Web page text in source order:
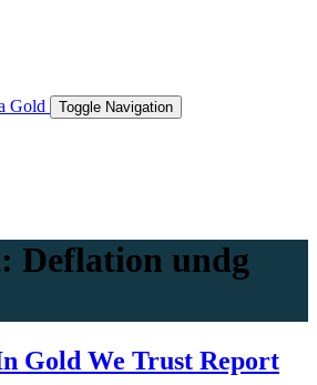
Gold
Toggle Navigation
Deflation undg
Gold We Trust Report